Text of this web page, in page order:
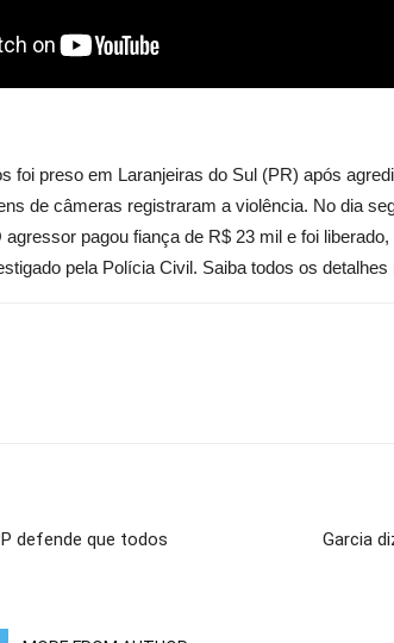
foi preso em Laranjeiras do Sul (PR) após
de câmeras registraram a violência. No dia
agressor pagou fiança de R$ 23 mil e foi
pela Polícia Civil. Saiba todos os detalhes
defende que todos
Garcia